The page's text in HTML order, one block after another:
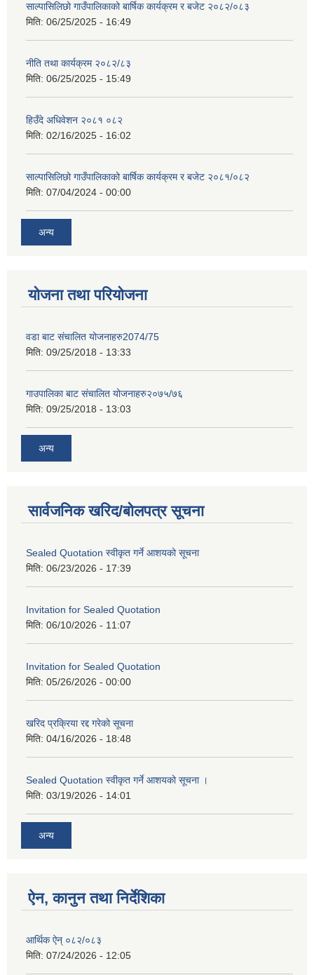
साल्पासिलिछो गाउँपालिकाको बार्षिक कार्यक्रम र बजेट २०८२/०८३
मिति: 06/25/2025 - 16:49
नीति तथा कार्यक्रम २०८२/८३
मिति: 06/25/2025 - 15:49
हिउँदे अधिवेशन २०८१ ०८२
मिति: 02/16/2025 - 16:02
साल्पासिलिछो गाउँपालिकाको बार्षिक कार्यक्रम र बजेट २०८१/०८२
मिति: 07/04/2024 - 00:00
अन्य
योजना तथा परियोजना
वडा बाट संचालित योजनाहरु2074/75
मिति: 09/25/2018 - 13:33
गाउपालिका बाट संचालित योजनाहरु२०७५/७६
मिति: 09/25/2018 - 13:03
अन्य
सार्वजनिक खरिद/बोलपत्र सूचना
Sealed Quotation स्वीकृत गर्ने आशयको सूचना
मिति: 06/23/2026 - 17:39
Invitation for Sealed Quotation
मिति: 06/10/2026 - 11:07
Invitation for Sealed Quotation
मिति: 05/26/2026 - 00:00
खरिद प्रक्रिया रद्द गरेको सूचना
मिति: 04/16/2026 - 18:48
Sealed Quotation स्वीकृत गर्ने आशयको सूचना ।
मिति: 03/19/2026 - 14:01
अन्य
ऐन, कानुन तथा निर्देशिका
आर्थिक ऐन् ०८२/०८३
मिति: 07/24/2026 - 12:05